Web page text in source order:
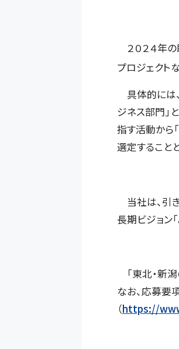
２０２４年
プロジェクト
具体的には
ジネス部門」
指す活動から
選定すること
当社は、引
長期ビジョン
「東北・新
なお、応募要
（https://